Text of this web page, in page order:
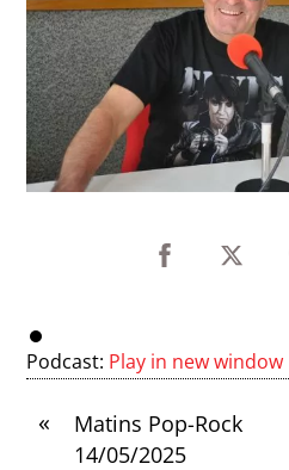
Podcast: Play in new window
«
Matins Pop-Rock
14/05/2025